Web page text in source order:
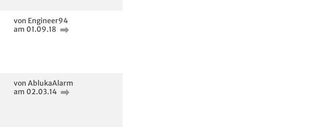
von Engineer94
am 01.09.18
von AblukaAlarm
am 02.03.14